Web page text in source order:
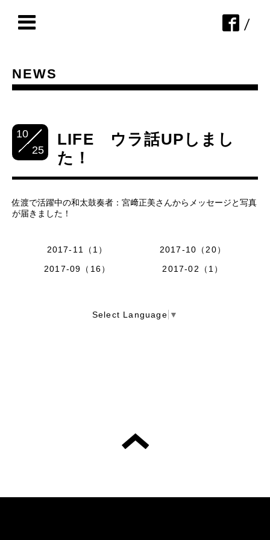
/
NEWS
10
25
LIFE ウラ話UPしまし
た！
佐渡で活躍中の和太鼓奏者：宮﨑正美さんからメッセージと写真
が届きました！
2017-11（1）
2017-10（20）
2017-09（16）
2017-02（1）
Select Language ▼